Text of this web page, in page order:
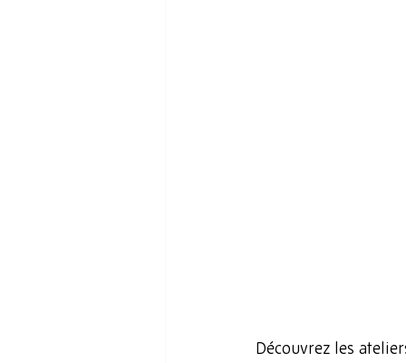
Découvrez les